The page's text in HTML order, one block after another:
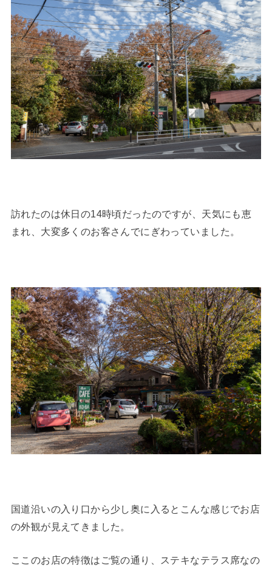
訪れたのは休日の14時頃だったのですが、天気にも恵
まれ、大変多くのお客さんでにぎわっていました。
国道沿いの入り口から少し奥に入るとこんな感じでお店
の外観が見えてきました。
ここのお店の特徴はご覧の通り、ステキなテラス席なの